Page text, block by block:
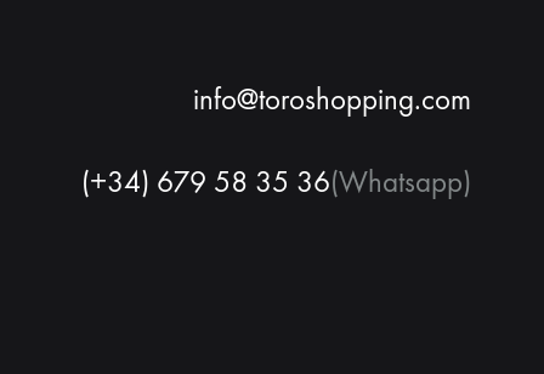
info@toroshopping.com
(+34) 679 58 35 36(Whatsapp)